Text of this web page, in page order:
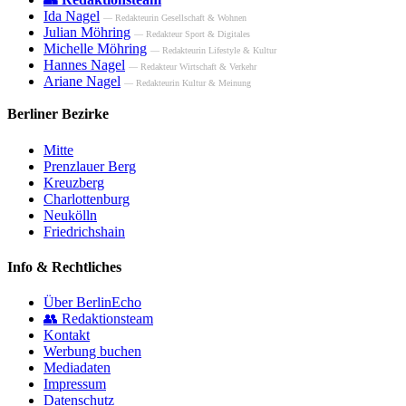
Ida Nagel — Redakteurin Gesellschaft & Wohnen
Julian Möhring — Redakteur Sport & Digitales
Michelle Möhring — Redakteurin Lifestyle & Kultur
Hannes Nagel — Redakteur Wirtschaft & Verkehr
Ariane Nagel — Redakteurin Kultur & Meinung
Berliner Bezirke
Mitte
Prenzlauer Berg
Kreuzberg
Charlottenburg
Neukölln
Friedrichshain
Info & Rechtliches
Über BerlinEcho
👥 Redaktionsteam
Kontakt
Werbung buchen
Mediadaten
Impressum
Datenschutz